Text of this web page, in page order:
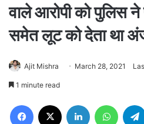
वाले आरोपी को पुलिस
समेत लूट को देता था
Ajit Mishra March 28, 2021
1 minute read
Facebook LinkedIn